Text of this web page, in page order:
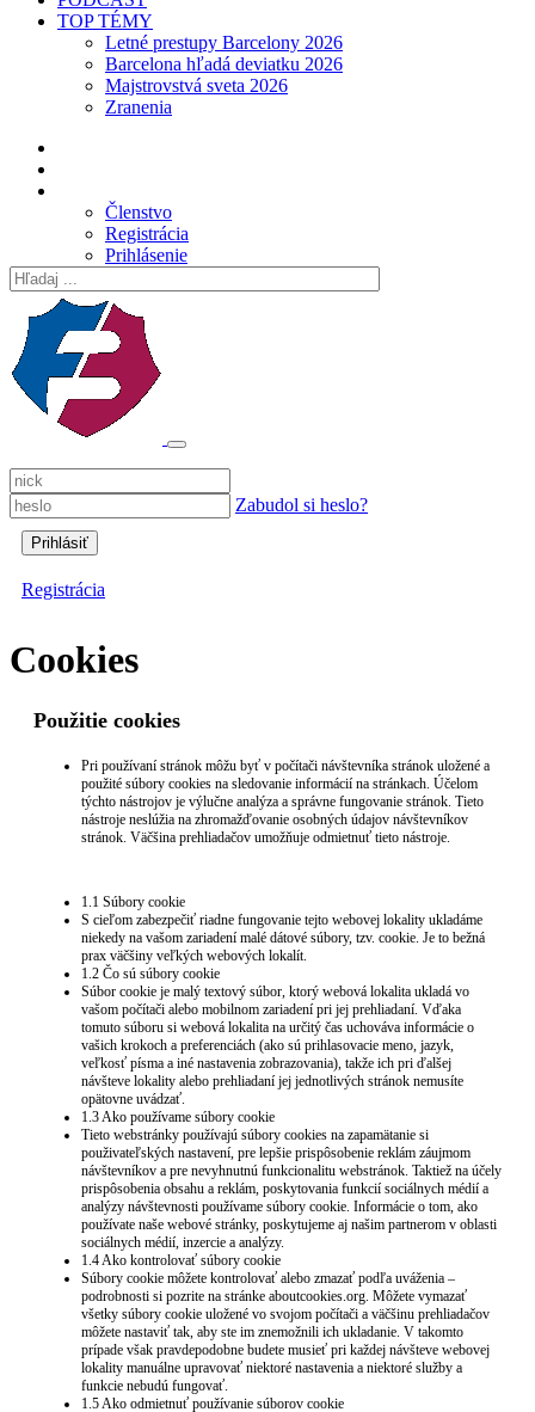
TOP TÉMY
Letné prestupy Barcelony 2026
Barcelona hľadá deviatku 2026
Majstrovstvá sveta 2026
Zranenia
Členstvo
Registrácia
Prihlásenie
Zabudol si heslo?
Registrácia
Cookies
Použitie cookies
Pri používaní stránok môžu byť v počítači návštevníka stránok uložené a
použité súbory cookies na sledovanie informácií na stránkach. Účelom
týchto nástrojov je výlučne analýza a správne fungovanie stránok. Tieto
nástroje neslúžia na zhromažďovanie osobných údajov návštevníkov
stránok. Väčšina prehliadačov umožňuje odmietnuť tieto nástroje.
1.1 Súbory cookie
S cieľom zabezpečiť riadne fungovanie tejto webovej lokality ukladáme
niekedy na vašom zariadení malé dátové súbory, tzv. cookie. Je to bežná
prax väčšiny veľkých webových lokalít.
1.2 Čo sú súbory cookie
Súbor cookie je malý textový súbor, ktorý webová lokalita ukladá vo
vašom počítači alebo mobilnom zariadení pri jej prehliadaní. Vďaka
tomuto súboru si webová lokalita na určitý čas uchováva informácie o
vašich krokoch a preferenciách (ako sú prihlasovacie meno, jazyk,
veľkosť písma a iné nastavenia zobrazovania), takže ich pri ďalšej
návšteve lokality alebo prehliadaní jej jednotlivých stránok nemusíte
opätovne uvádzať.
1.3 Ako používame súbory cookie
Tieto webstránky používajú súbory cookies na zapamätanie si
použivateľských nastavení, pre lepšie prispôsobenie reklám záujmom
návštevníkov a pre nevyhnutnú funkcionalitu webstránok. Taktiež na účely
prispôsobenia obsahu a reklám, poskytovania funkcií sociálnych médií a
analýzy návštevnosti používame súbory cookie. Informácie o tom, ako
používate naše webové stránky, poskytujeme aj našim partnerom v oblasti
sociálnych médií, inzercie a analýzy.
1.4 Ako kontrolovať súbory cookie
Súbory cookie môžete kontrolovať alebo zmazať podľa uváženia –
podrobnosti si pozrite na stránke aboutcookies.org. Môžete vymazať
všetky súbory cookie uložené vo svojom počítači a väčšinu prehliadačov
môžete nastaviť tak, aby ste im znemožnili ich ukladanie. V takomto
prípade však pravdepodobne budete musieť pri každej návšteve webovej
lokality manuálne upravovať niektoré nastavenia a niektoré služby a
funkcie nebudú fungovať.
1.5 Ako odmietnuť používanie súborov cookie